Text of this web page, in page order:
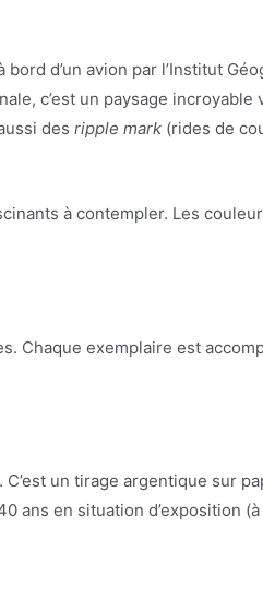
d’un avion par l’Institut
c’est un paysage incroyable
des ripple mark (rides de
à contempler. Les
Chaque exemplaire est
un tirage argentique sur
ans en situation d’exposition